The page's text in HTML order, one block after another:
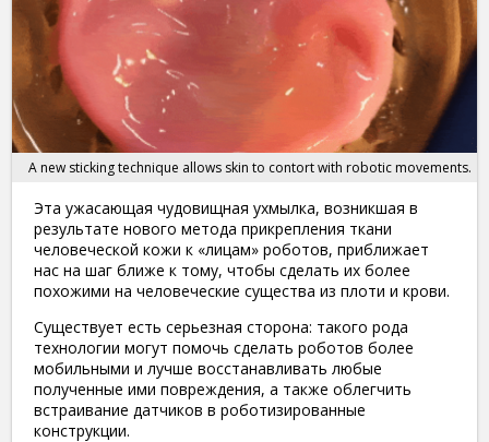
A new sticking technique allows skin to contort with robotic movements.
Эта ужасающая чудовищная ухмылка, возникшая в
результате нового метода прикрепления ткани
человеческой кожи к «лицам» роботов, приближает
нас на шаг ближе к тому, чтобы сделать их более
похожими на человеческие существа из плоти и крови.
Существует есть серьезная сторона: такого рода
технологии могут помочь сделать роботов более
мобильными и лучше восстанавливать любые
полученные ими повреждения, а также облегчить
встраивание датчиков в роботизированные
конструкции.